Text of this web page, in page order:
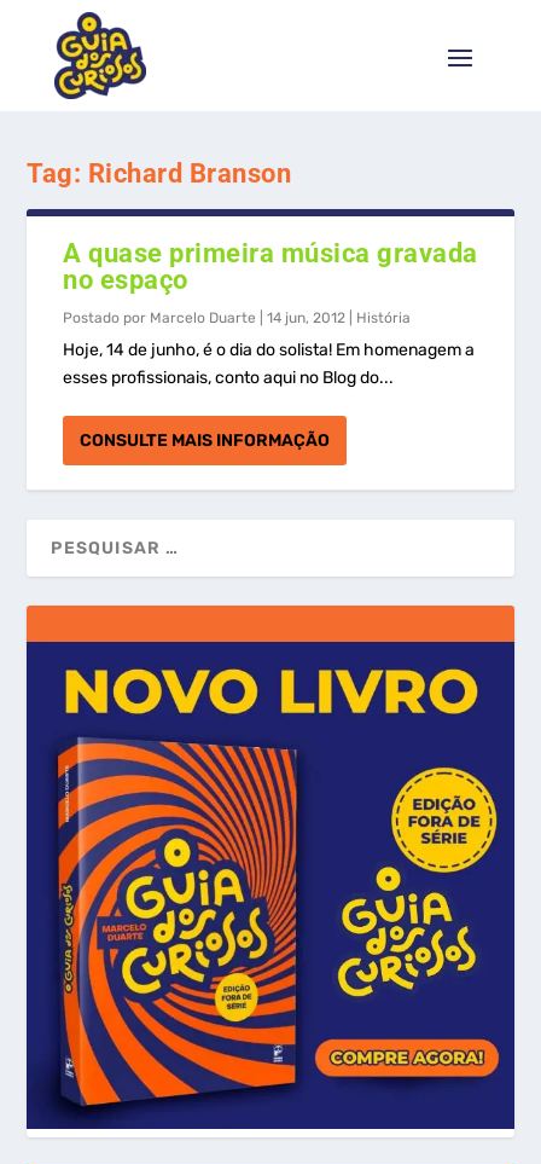
Tag: Richard Branson
A quase primeira música gravada
no espaço
Postado por Marcelo Duarte |14 jun, 2012 História
Hoje, 14 de junho, é o dia do solista! Em homenagem a
esses profissionais, conto aqui no Blog do...
CONSULTE MAIS INFORMAÇÃO